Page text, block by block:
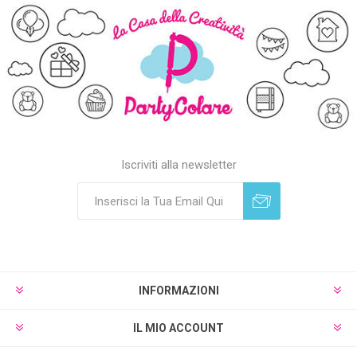
Iscriviti alla newsletter
INFORMAZIONI
IL MIO ACCOUNT